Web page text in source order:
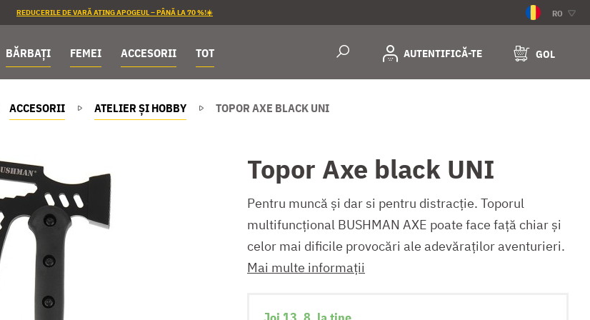
REDUCERILE DE VARĂ ATING APOGEUL – PÂNĂ LA 70 %!☀️ RO
BĂRBAȚI FEMEI ACCESORII TOT AUTENTIFICĂ-TE GOL
ACCESORII ATELIER ȘI HOBBY TOPOR AXE BLACK UNI
Topor Axe black UNI
Pentru muncă și dar si pentru distracție. Toporul
multifuncțional BUSHMAN AXE poate face față chiar și
celor mai dificile provocări ale adevăraților aventurieri.
Mai multe informații